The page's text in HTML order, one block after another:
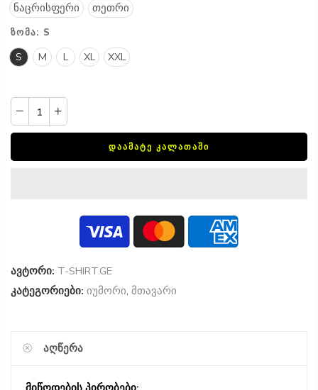
ნაცრისფერი
თეთრი
ᲖᲝᲛᲐ: S
S M L XL XXL
ᲓᲐᲐᲛᲐᲢᲔ ᲙᲐᲚᲐᲗᲐᲨᲘ
ავტორი: T-SHIRT.GE
კატეგორიები: იუმორი, მთავარი
ᲐᲦᲬᲔᲠᲐ